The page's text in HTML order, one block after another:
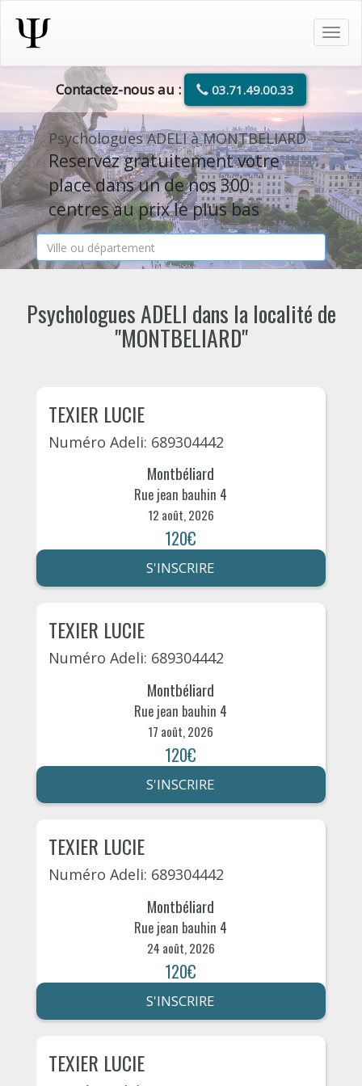
Contactez-nous au : 03.71.49.00.33
Psychologues ADELI à MONTBELIARD
Reservez gratuitement votre
place dans un de nos 300
centres au prix le plus bas
Psychologues ADELI dans la localité de
"MONTBELIARD"
TEXIER LUCIE
Numéro Adeli: 689304442
Montbéliard
Rue jean bauhin 4
12 août, 2026
120€
S'INSCRIRE
TEXIER LUCIE
Numéro Adeli: 689304442
Montbéliard
Rue jean bauhin 4
17 août, 2026
120€
S'INSCRIRE
TEXIER LUCIE
Numéro Adeli: 689304442
Montbéliard
Rue jean bauhin 4
24 août, 2026
120€
S'INSCRIRE
TEXIER LUCIE